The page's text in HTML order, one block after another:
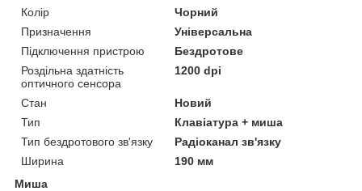
Колір
Чорний
Призначення
Універсальна
Підключення пристрою
Бездротове
Роздільна здатність
оптичного сенсора
1200 dpi
Стан
Новий
Тип
Клавіатура + миша
Тип бездротового зв'язку
Радіоканал зв'язку
Ширина
190 мм
Миша